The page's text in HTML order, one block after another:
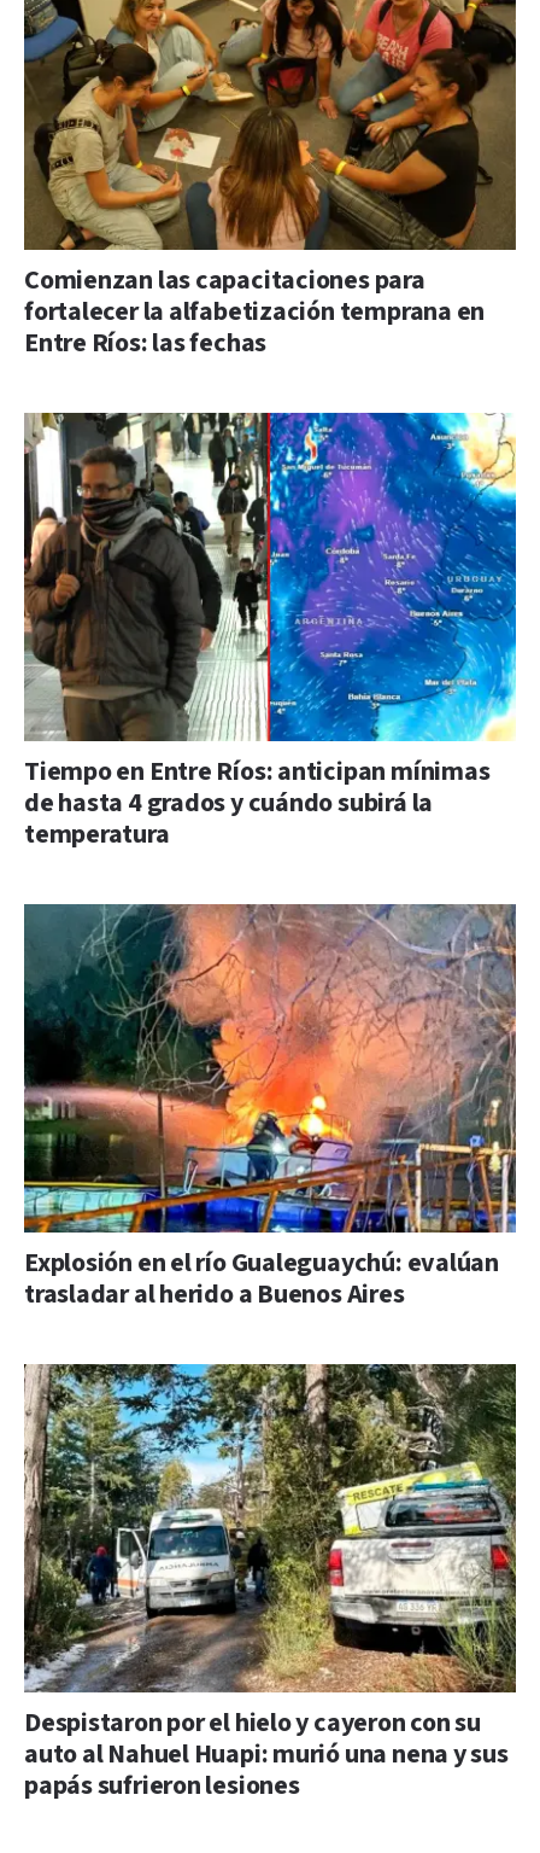
Comienzan las capacitaciones para
fortalecer la alfabetización temprana en
Entre Ríos: las fechas
Tiempo en Entre Ríos: anticipan mínimas
de hasta 4 grados y cuándo subirá la
temperatura
Explosión en el río Gualeguaychú: evalúan
trasladar al herido a Buenos Aires
Despistaron por el hielo y cayeron con su
auto al Nahuel Huapi: murió una nena y sus
papás sufrieron lesiones